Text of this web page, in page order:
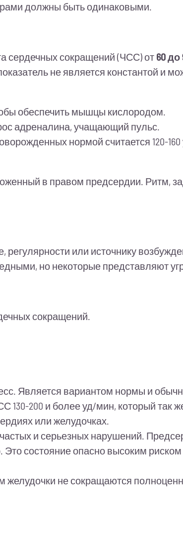
должны быть одинаковыми.
сердечных сокращений (ЧСС) от 60
не является константой и
обеспечить мышцы кислородом.
адреналина, учащающий пульс.
нормой считается 120-
в правом предсердии. Ритм,
регулярности или источнику
но некоторые представляют
сокращений.
Является вариантом нормы и
130-200 и более уд/мин, который так
или желудочках.
и серьезных нарушений.
Это состояние опасно высоким
не сокращаются